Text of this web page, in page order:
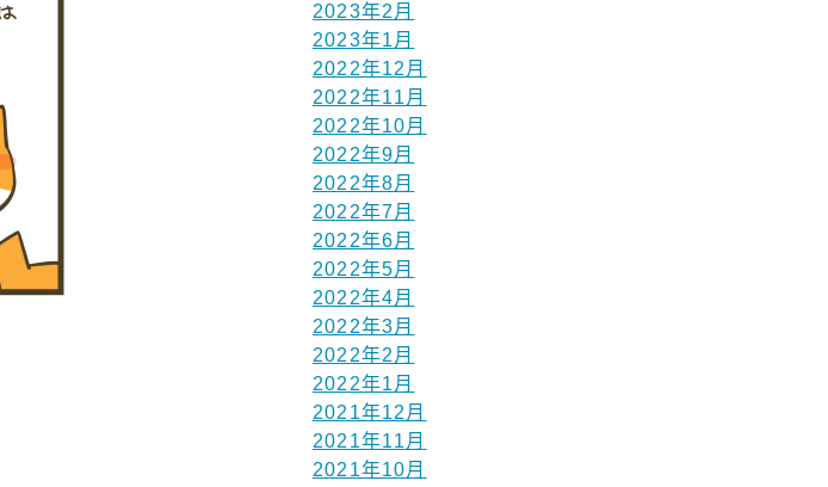
2023年2月
2023年1月
2022年12月
2022年11月
2022年10月
2022年9月
2022年8月
2022年7月
2022年6月
2022年5月
2022年4月
2022年3月
2022年2月
2022年1月
2021年12月
2021年11月
2021年10月